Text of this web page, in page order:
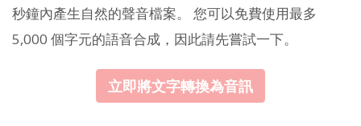
秒鐘內產生自然的聲音檔案。 您可以免費使用最多
5,000 個字元的語音合成，因此請先嘗試一下。
立即將文字轉換為音訊